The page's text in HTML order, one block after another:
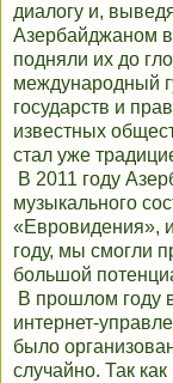
диалогу и,
Азербайджаном в
подняли их до
международный
государств и
известных
стал уже
В 2011 году
музыкального
«Евровидения»,
году, мы смогли
большой
В прошлом году
интернет-
было
случайно. Так